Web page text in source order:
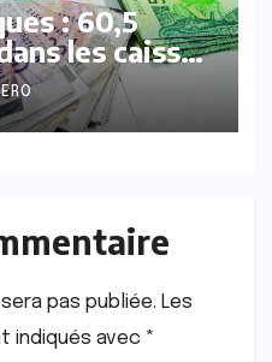
: 60,5
les caisses
des
de la Dette
pas publiée. Les
indiqués avec *